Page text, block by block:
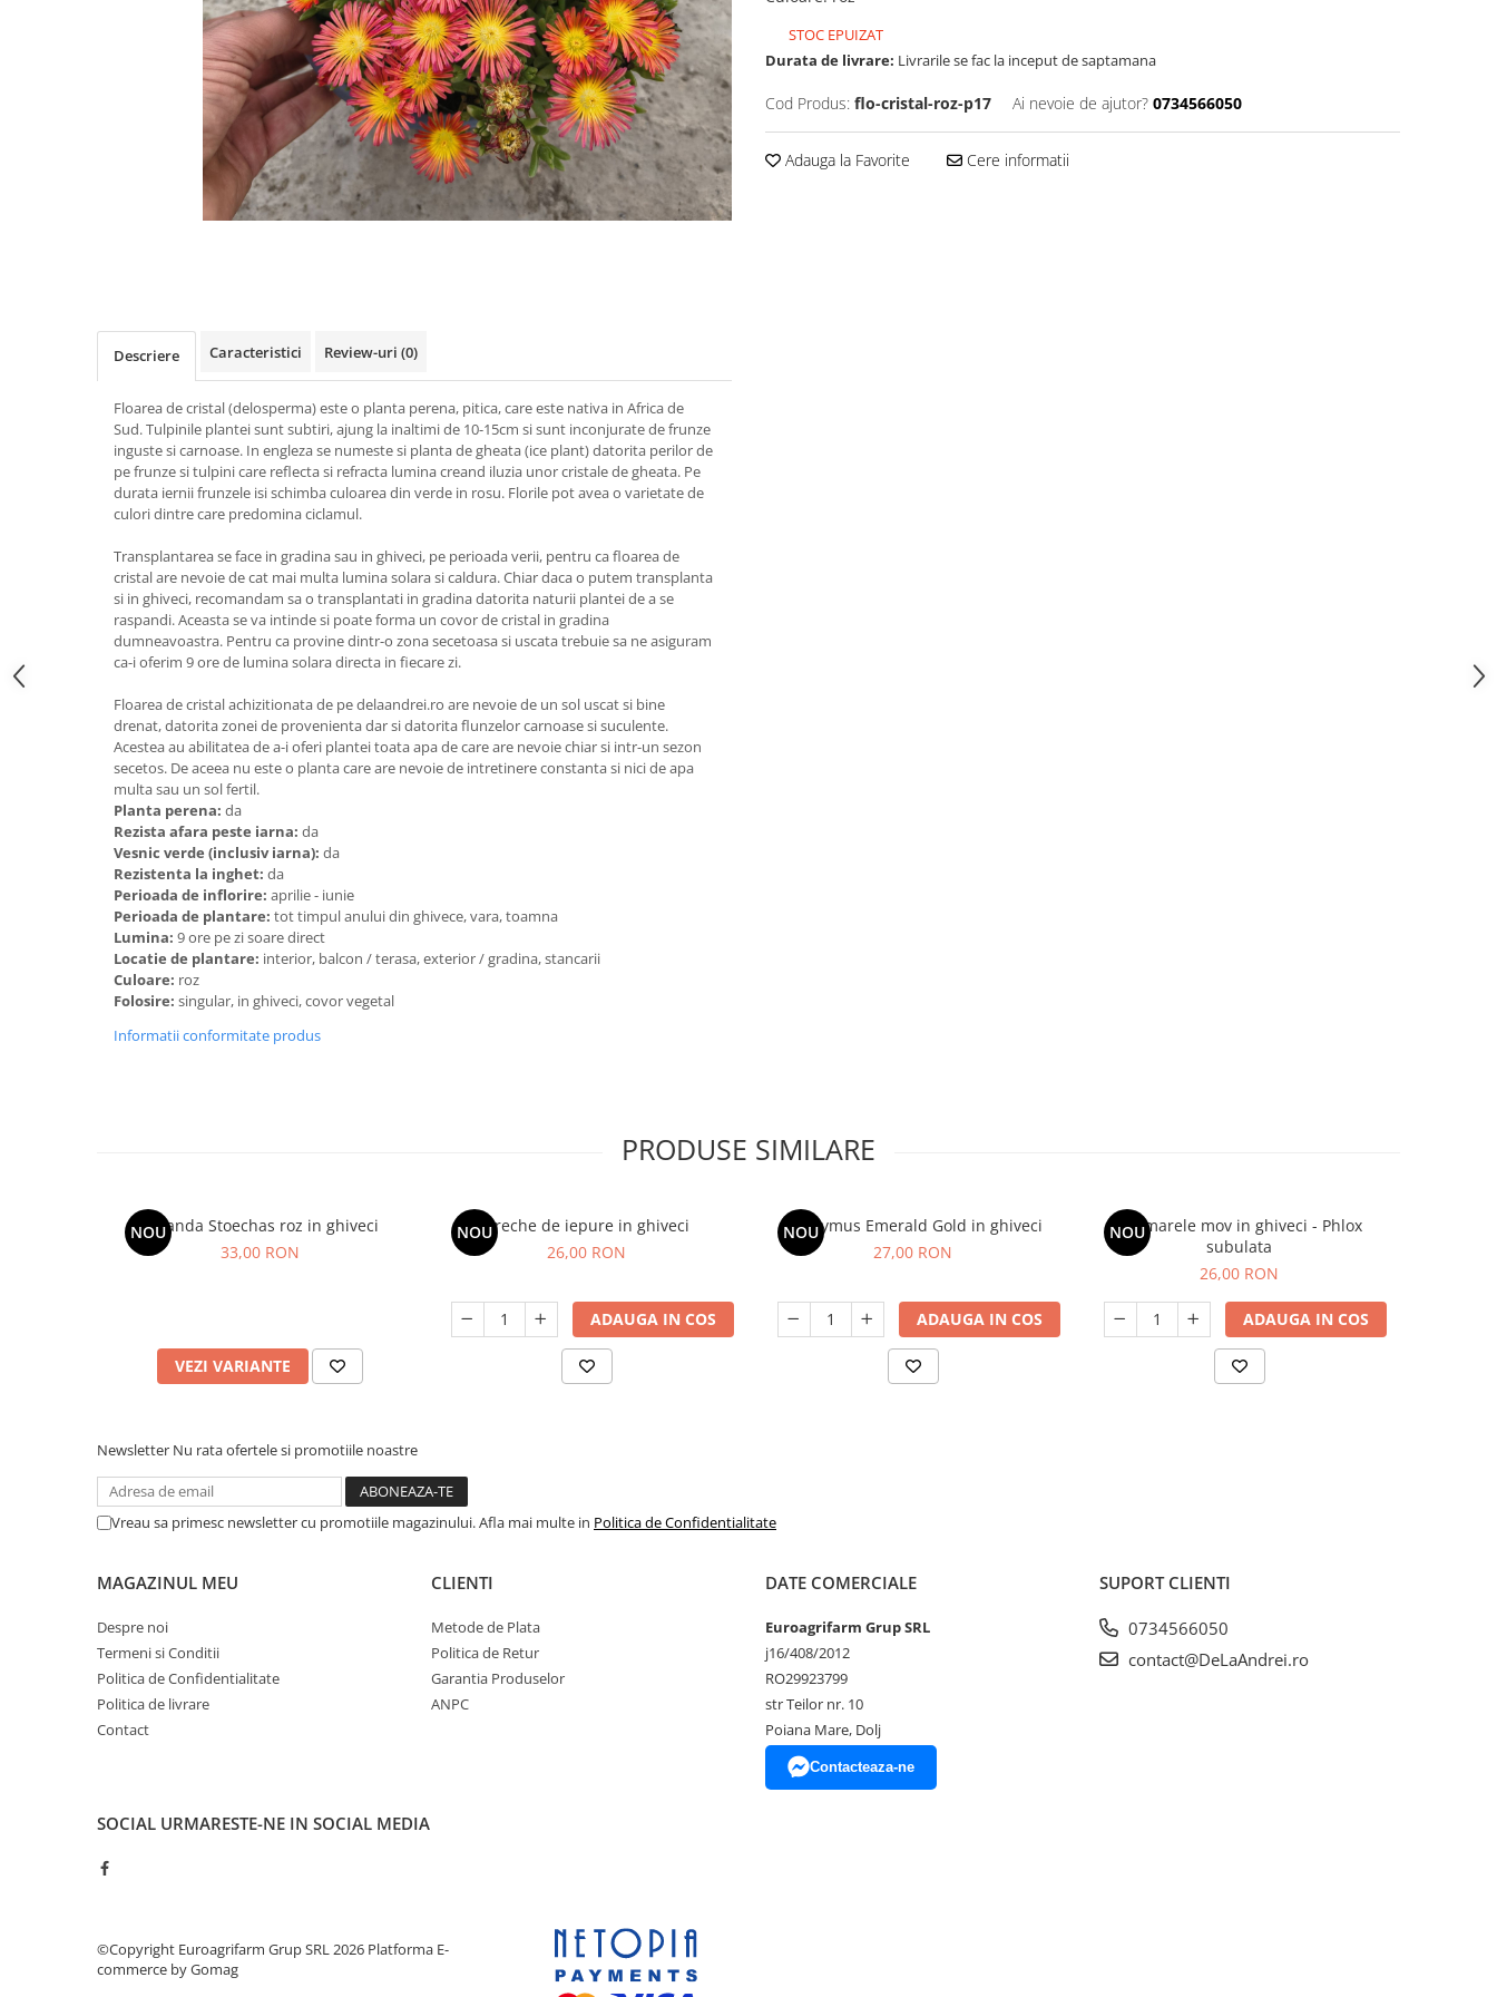
Plante de Vara
Plante de Toamna
STOC EPUIZAT
Durata de livrare: Livrarile se fac la inceput de saptamana
Cod Produs: flo-cristal-roz-p17 Ai nevoie de ajutor? 0734566050
Adauga la Favorite Cere informatii
Descriere Caracteristici Review-uri (0)
Floarea de cristal (delosperma) este o planta perena, pitica, care este nativa in Africa de
Sud. Tulpinile plantei sunt subtiri, ajung la inaltimi de 10-15cm si sunt inconjurate de frunze
inguste si carnoase. In engleza se numeste si planta de gheata (ice plant) datorita perilor de
pe frunze si tulpini care reflecta si refracta lumina creand iluzia unor cristale de gheata. Pe
durata iernii frunzele isi schimba culoarea din verde in rosu. Florile pot avea o varietate de
culori dintre care predomina ciclamul.
Transplantarea se face in gradina sau in ghiveci, pe perioada verii, pentru ca floarea de
cristal are nevoie de cat mai multa lumina solara si caldura. Chiar daca o putem transplanta
si in ghiveci, recomandam sa o transplantati in gradina datorita naturii plantei de a se
raspandi. Aceasta se va intinde si poate forma un covor de cristal in gradina
dumneavoastra. Pentru ca provine dintr-o zona secetoasa si uscata trebuie sa ne asiguram
ca-i oferim 9 ore de lumina solara directa in fiecare zi.
Floarea de cristal achizitionata de pe delaandrei.ro are nevoie de un sol uscat si bine
drenat, datorita zonei de provenienta dar si datorita flunzelor carnoase si suculente.
Acestea au abilitatea de a-i oferi plantei toata apa de care are nevoie chiar si intr-un sezon
secetos. De aceea nu este o planta care are nevoie de intretinere constanta si nici de apa
multa sau un sol fertil.
Planta perena: da
Rezista afara peste iarna: da
Vesnic verde (inclusiv iarna): da
Rezistenta la inghet: da
Perioada de inflorire: aprilie - iunie
Perioada de plantare: tot timpul anului din ghivece, vara, toamna
Lumina: 9 ore pe zi soare direct
Locatie de plantare: interior, balcon / terasa, exterior / gradina, stancarii
Culoare: roz
Folosire: singular, in ghiveci, covor vegetal
Informatii conformitate produs
PRODUSE SIMILARE
NOU
Lavanda Stoechas roz in ghiveci
33,00 RON
VEZI VARIANTE
NOUUreche de iepure in ghiveci
26,00 RON
ADAUGA IN COS
NOU
Euonymus Emerald Gold in ghiveci
27,00 RON
ADAUGA IN COS
NOU
Brumarele mov in ghiveci - Phlox
subulata
26,00 RON
ADAUGA IN COS
Newsletter Nu rata ofertele si promotiile noastre
Vreau sa primesc newsletter cu promotiile magazinului. Afla mai multe in Politica de Confidentialitate
MAGAZINUL MEU
Despre noi
Termeni si Conditii
Politica de Confidentialitate
Politica de livrare
Contact
CLIENTI
Metode de Plata
Politica de Retur
Garantia Produselor
ANPC
DATE COMERCIALE
Euroagrifarm Grup SRL
j16/408/2012
RO29923799
str Teilor nr. 10
Poiana Mare, Dolj
Contacteaza-ne
SUPORT CLIENTI
0734566050
contact@DeLaAndrei.ro
SOCIAL URMARESTE-NE IN SOCIAL MEDIA
©Copyright Euroagrifarm Grup SRL 2026 Platforma E-
commerce by Gomag